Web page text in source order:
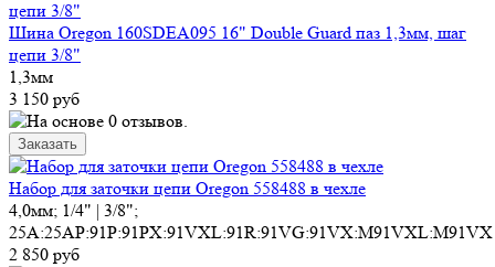
Шина Oregon 160SDEA095 16" Double Guard паз 1,3мм, шаг
цепи 3/8"
1,3мм
3 150 руб
Набор для заточки цепи Oregon 558488 в чехле
4,0мм; 1/4" | 3/8";
25A:25AP:91P:91PX:91VXL:91R:91VG:91VX:M91VXL:M91VX
2 850 руб